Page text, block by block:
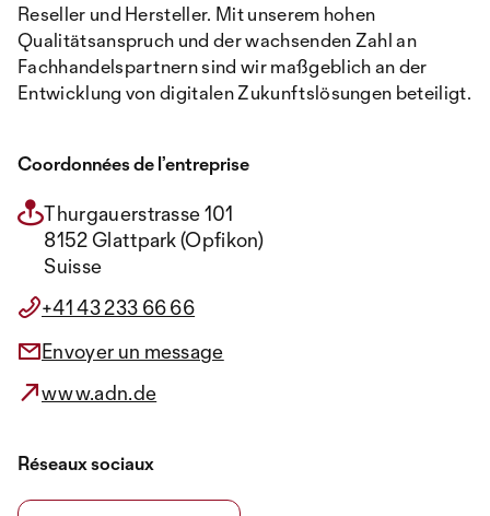
Reseller und Hersteller. Mit unserem hohen
Qualitätsanspruch und der wachsenden Zahl an
Fachhandelspartnern sind wir maßgeblich an der
Entwicklung von digitalen Zukunftslösungen beteiligt.
Coordonnées de l’entreprise
Thurgauerstrasse 101
8152 Glattpark (Opfikon)
Suisse
+41 43 233 66 66
Envoyer un message
www.adn.de
Réseaux sociaux